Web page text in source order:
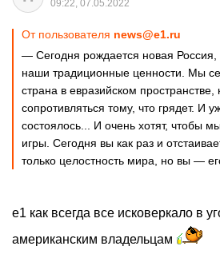
09:22, 07.05.2022
От пользователя news@e1.ru
— Сегодня рождается новая Россия,
наши традиционные ценности. Мы
страна в евразийском пространстве,
сопротивляться тому, что грядет. И
состоялось... И очень хотят, чтобы
игры. Сегодня вы как раз и
только целостность мира, но вы —
е1 как всегда все исковеркало в
американским владельцам